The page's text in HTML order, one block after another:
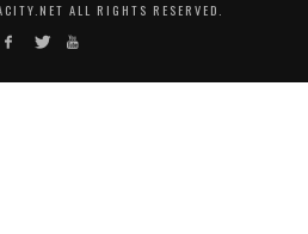
ALL RIGHTS RESERVED.